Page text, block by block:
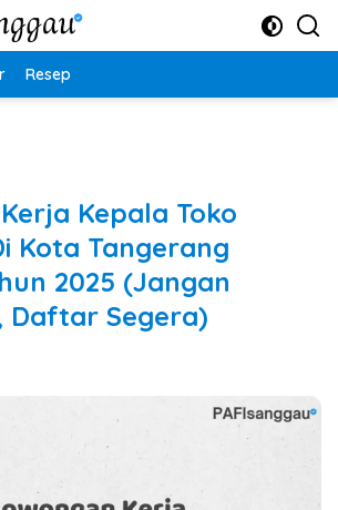
Resep
Kepala Toko
Kota Tangerang
2025 (Jangan
Daftar Segera)